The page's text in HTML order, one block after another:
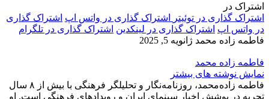
اشتراک در
اشتراک گذاری در توئیتر
اشتراک گذاری در واتس اپ اشتراک گذاری
در واتس اپ اشتراک گذاری در لینکدین اشتراک گذاری در تلگرام
فاطمه زاده محمد ژانویه 5, 2025
فاطمه زاده محمد
نمایش نوشته های بیشتر
فاطمه زاده‌محمد، روزنامه‌نگار و تحلیلگر فرهنگی با بیش از ۸ سال
تجربه در پوشش اخبار سینمای ایران و رویدادهای فرهنگی است. او